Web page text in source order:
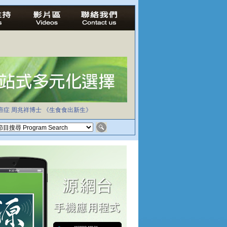
症 周兆祥博士 《生食食出新生》